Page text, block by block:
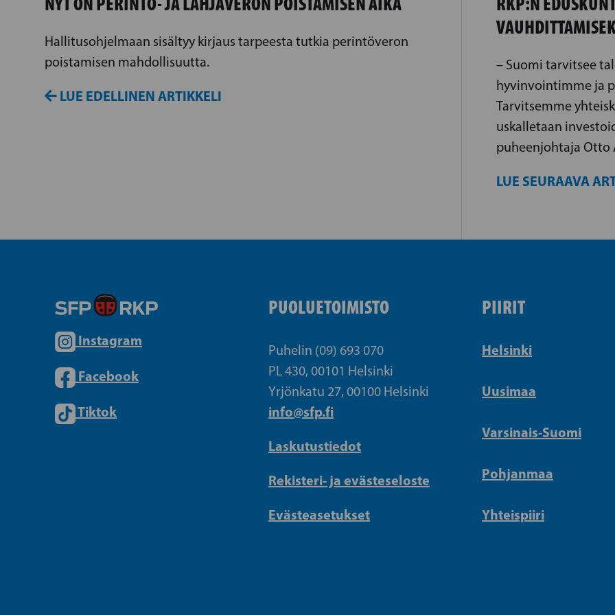
Hallitusohjelmaan sisältyy kirjaus tarpeesta tutkia perintöveron
poistamisen mahdollisuutta.
LUE EDELLINEN ARTIKKELI
– Suomi tarvitsee
hyvinvointimme ja
Tarvitsemme
uskalletaan
puheenjohtaja Otto
LUE SEURAAVA
Instagram
Facebook
Tiktok
PUOLUETOIMISTO
Puhelin (09) 693 070
PL 430, 00101 Helsinki
Yrjönkatu 27, 00100 Helsinki
info@sfp.fi
Laskutustiedot
Rekisteri- ja evästeseloste
Evästeasetukset
PIIRIT
Helsinki
Uusimaa
Varsinais-Suomi
Pohjanmaa
Yhteispiiri